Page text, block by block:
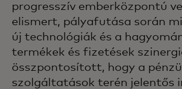
progresszív emberközpontú
elismert, pályafutása során
új technológiák és a
termékek és fizetések
összpontosított, hogy a
szolgáltatások terén jelentős